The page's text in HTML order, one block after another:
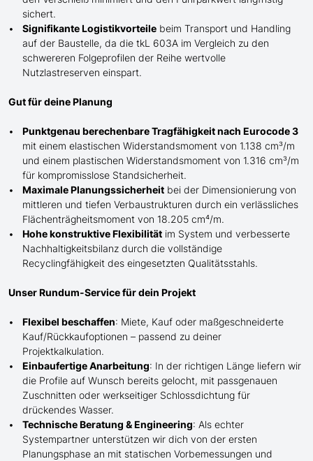
sichert.
Signifikante Logistikvorteile beim Transport und Handling
auf der Baustelle, da die tkL 603A im Vergleich zu den
schwereren Folgeprofilen der Reihe wertvolle
Nutzlastreserven einspart.
Gut für deine Planung
Punktgenau berechenbare Tragfähigkeit nach Eurocode 3
mit einem elastischen Widerstandsmoment von 1.138 cm³/m
und einem plastischen Widerstandsmoment von 1.316 cm³/m
für kompromisslose Standsicherheit.
Maximale Planungssicherheit bei der Dimensionierung von
mittleren und tiefen Verbaustrukturen durch ein verlässliches
Flächenträgheitsmoment von 18.205 cm⁴/m.
Hohe konstruktive Flexibilität im System und verbesserte
Nachhaltigkeitsbilanz durch die vollständige
Recyclingfähigkeit des eingesetzten Qualitätsstahls.
Unser Rundum-Service für dein Projekt
Flexibel beschaffen: Miete, Kauf oder maßgeschneiderte
Kauf/Rückkaufoptionen – passend zu deiner
Projektkalkulation.
Einbaufertige Anarbeitung: In der richtigen Länge liefern wir
die Profile auf Wunsch bereits gelocht, mit passgenauen
Zuschnitten oder werkseitiger Schlossdichtung für
drückendes Wasser.
Technische Beratung & Engineering: Als echter
Systempartner unterstützen wir dich von der ersten
Planungsphase an mit statischen Vorbemessungen und